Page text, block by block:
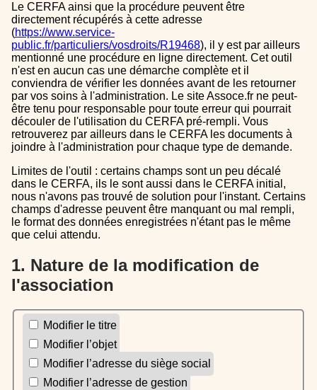
Le CERFA ainsi que la procédure peuvent être
directement récupérés à cette adresse
(https://www.service-
public.fr/particuliers/vosdroits/R19468), il y est par ailleurs
mentionné une procédure en ligne directement. Cet outil
n'est en aucun cas une démarche complète et il
conviendra de vérifier les données avant de les retourner
par vos soins à l'administration. Le site Assoce.fr ne peut-
être tenu pour responsable pour toute erreur qui pourrait
découler de l'utilisation du CERFA pré-rempli. Vous
retrouverez par ailleurs dans le CERFA les documents à
joindre à l'administration pour chaque type de demande.
Limites de l'outil : certains champs sont un peu décalé
dans le CERFA, ils le sont aussi dans le CERFA initial,
nous n'avons pas trouvé de solution pour l'instant. Certains
champs d'adresse peuvent être manquant ou mal rempli,
le format des données enregistrées n'étant pas le même
que celui attendu.
1. Nature de la modification de
l'association
Modifier le titre
Modifier l’objet
Modifier l’adresse du siège social
Modifier l’adresse de gestion